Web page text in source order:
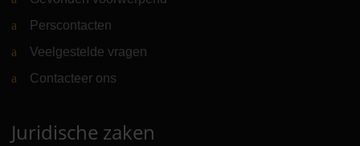
Perscontacten
Veelgestelde vragen
Contacteer ons
Juridische zaken